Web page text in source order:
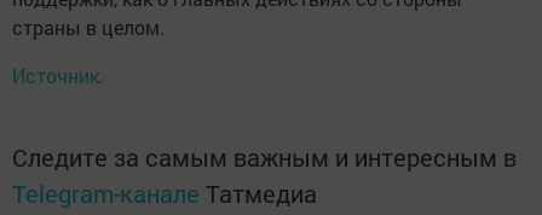
страны в целом.
Источник.
Следите за самым важным и интересным в
Telegram-канале Татмедиа